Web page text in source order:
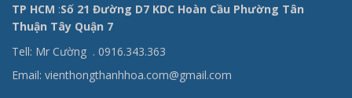
TP HCM :Số 21 Đường D7 KDC Hoàn Cầu Phường Tân
Thuận Tây Quận 7
Tell: Mr Cường . 0916.343.363
Email: vienthongthanhhoa.com@gmail.com